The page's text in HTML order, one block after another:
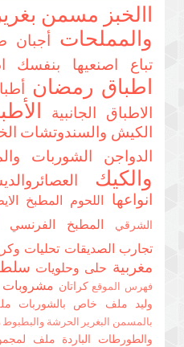
االخبز مسمن
والمملحاتأجبان
تباع اصنعيها بنفسك
اطباق رمضان
الاطباق الجانبية
الكيش والسندوتشات
الدواجن الشوربات
والكيك
انواعها
اللحوم المطبخ
الشرقي المطبخ الفرنسي
تجارب الصديقات تحليات
مغربية حلى وحلويات
فهرس الموقعكراتان مشروبات
وليد ملف خاص بالشوربات
بالمسمن البغرير الحرشة والبطبوط
والطورطات الباردة ملف